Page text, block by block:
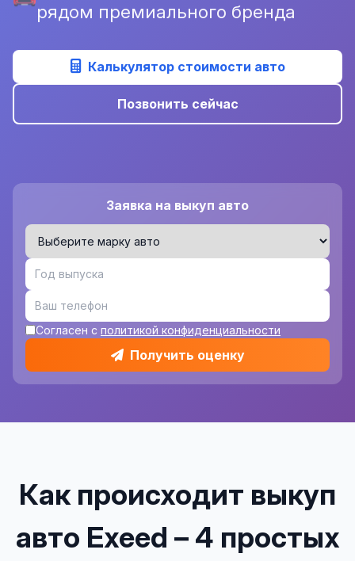
рядом премиального бренда
Калькулятор стоимости авто
Позвонить сейчас
Заявка на выкуп авто
Согласен с политикой конфиденциальности
Получить оценку
Как происходит выкуп
авто Exeed – 4 простых